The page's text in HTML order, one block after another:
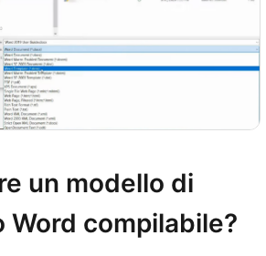
un modello di
Word compilabile?